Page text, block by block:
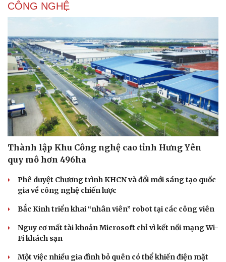
CÔNG NGHỆ
Thành lập Khu Công nghệ cao tỉnh Hưng Yên
quy mô hơn 496ha
Phê duyệt Chương trình KHCN và đổi mới sáng tạo quốc
gia về công nghệ chiến lược
Bắc Kinh triển khai “nhân viên” robot tại các công viên
Nguy cơ mất tài khoản Microsoft chỉ vì kết nối mạng Wi-
Fi khách sạn
Một việc nhiều gia đình bỏ quên có thể khiến điện mặt